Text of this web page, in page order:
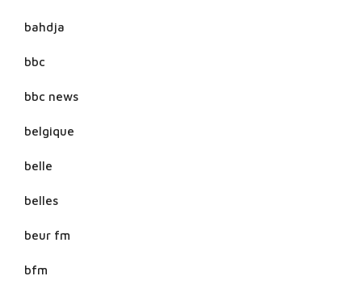
bahdja
bbc
bbc news
belgique
belle
belles
beur fm
bfm